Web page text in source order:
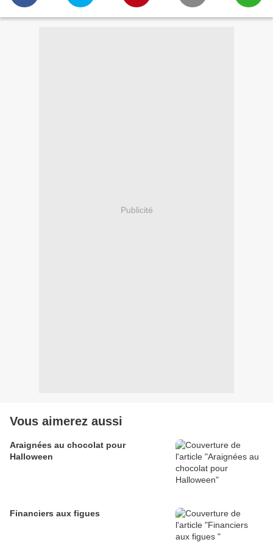
Publicité
Vous aimerez aussi
Araignées au chocolat pour
Halloween
Financiers aux figues